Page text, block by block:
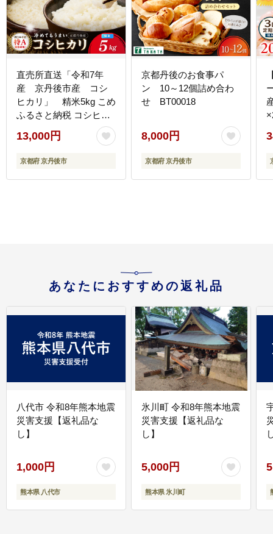
直売所直送「令和7年
産 京丹後市産 コシ
ヒカリ」 精米5kg こめ
ふるさと納税 コシヒカ
リ 精米 米 精米 白米
2025 年 京都産
JA00095
13,000円
京都府 京丹後市
京都丹後のお食事パ
ン 10～12個詰め合わ
せ BT00018
8,000円
京都府 京丹後市
あなたにおすすめの返礼品
八代市 令和8年熊本地震
災害支援【返礼品な
し】
1,000円
熊本県 八代市
氷川町 令和8年熊本地震
災害支援【返礼品な
し】
5,000円
熊本県 氷川町